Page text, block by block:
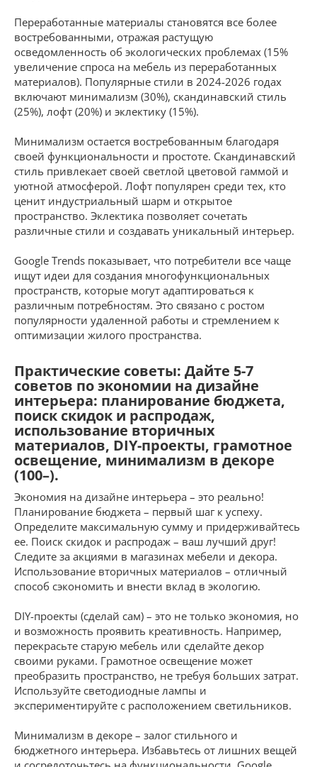
Переработанные материалы становятся все более
востребованными, отражая растущую
осведомленность об экологических проблемах (15%
увеличение спроса на мебель из переработанных
материалов). Популярные стили в 2024-2026 годах
включают минимализм (30%), скандинавский стиль
(25%), лофт (20%) и эклектику (15%).
Минимализм остается востребованным благодаря
своей функциональности и простоте. Скандинавский
стиль привлекает своей светлой цветовой гаммой и
уютной атмосферой. Лофт популярен среди тех, кто
ценит индустриальный шарм и открытое
пространство. Эклектика позволяет сочетать
различные стили и создавать уникальный интерьер.
Google Trends показывает, что потребители все чаще
ищут идеи для создания многофункциональных
пространств, которые могут адаптироваться к
различным потребностям. Это связано с ростом
популярности удаленной работы и стремлением к
оптимизации жилого пространства.
Практические советы: Дайте 5-7
советов по экономии на дизайне
интерьера: планирование бюджета,
поиск скидок и распродаж,
использование вторичных
материалов, DIY-проекты, грамотное
освещение, минимализм в декоре
(100–).
Экономия на дизайне интерьера – это реально!
Планирование бюджета – первый шаг к успеху.
Определите максимальную сумму и придерживайтесь
ее. Поиск скидок и распродаж – ваш лучший друг!
Следите за акциями в магазинах мебели и декора.
Использование вторичных материалов – отличный
способ сэкономить и внести вклад в экологию.
DIY-проекты (сделай сам) – это не только экономия, но
и возможность проявить креативность. Например,
перекрасьте старую мебель или сделайте декор
своими руками. Грамотное освещение может
преобразить пространство, не требуя больших затрат.
Используйте светодиодные лампы и
экспериментируйте с расположением светильников.
Минимализм в декоре – залог стильного и
бюджетного интерьера. Избавьтесь от лишних вещей